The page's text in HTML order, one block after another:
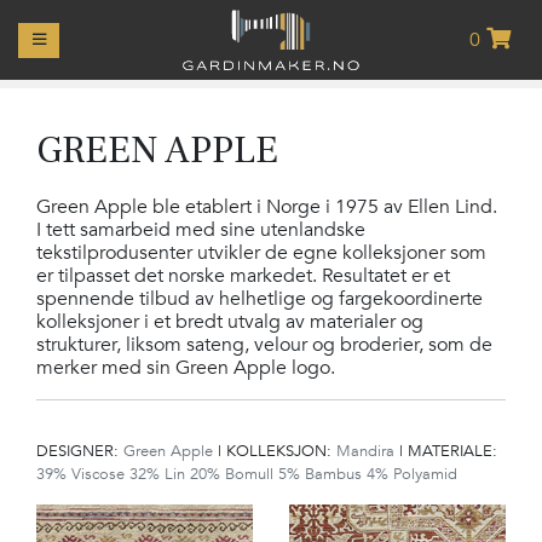
0
MIN
KONTO
GARDINER
GARDINOPPHENG
LIFTGARDINER
PUTER
RULLEGARDINER
GREEN APPLE
Green Apple ble etablert i Norge i 1975 av Ellen Lind.
I tett samarbeid med sine utenlandske
tekstilprodusenter utvikler de egne kolleksjoner som
er tilpasset det norske markedet. Resultatet er et
spennende tilbud av helhetlige og fargekoordinerte
kolleksjoner i et bredt utvalg av materialer og
strukturer, liksom sateng, velour og broderier, som de
merker med sin Green Apple logo.
DESIGNER: Green Apple | KOLLEKSJON: Mandira | MATERIALE:
39% Viscose 32% Lin 20% Bomull 5% Bambus 4% Polyamid